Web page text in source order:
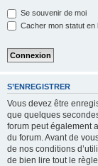
Se souvenir de moi
Cacher mon statut en
S’ENREGISTRER
Vous devez être
que quelques
forum peut également
du forum. Avant de
de nos conditions
de bien lire tout le